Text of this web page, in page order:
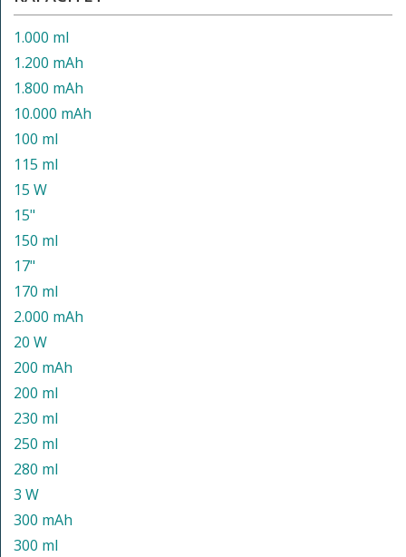
1.000 ml
1.200 mAh
1.800 mAh
10.000 mAh
100 ml
115 ml
15 W
15"
150 ml
17"
170 ml
2.000 mAh
20 W
200 mAh
200 ml
230 ml
250 ml
280 ml
3 W
300 mAh
300 ml